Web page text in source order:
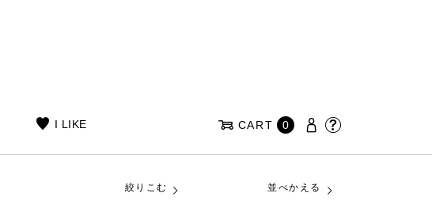
I LIKE CART 0
絞りこむ 並べかえる